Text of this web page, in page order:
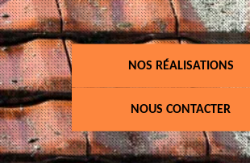
NOS RÉALISATIONS
NOUS CONTACTER